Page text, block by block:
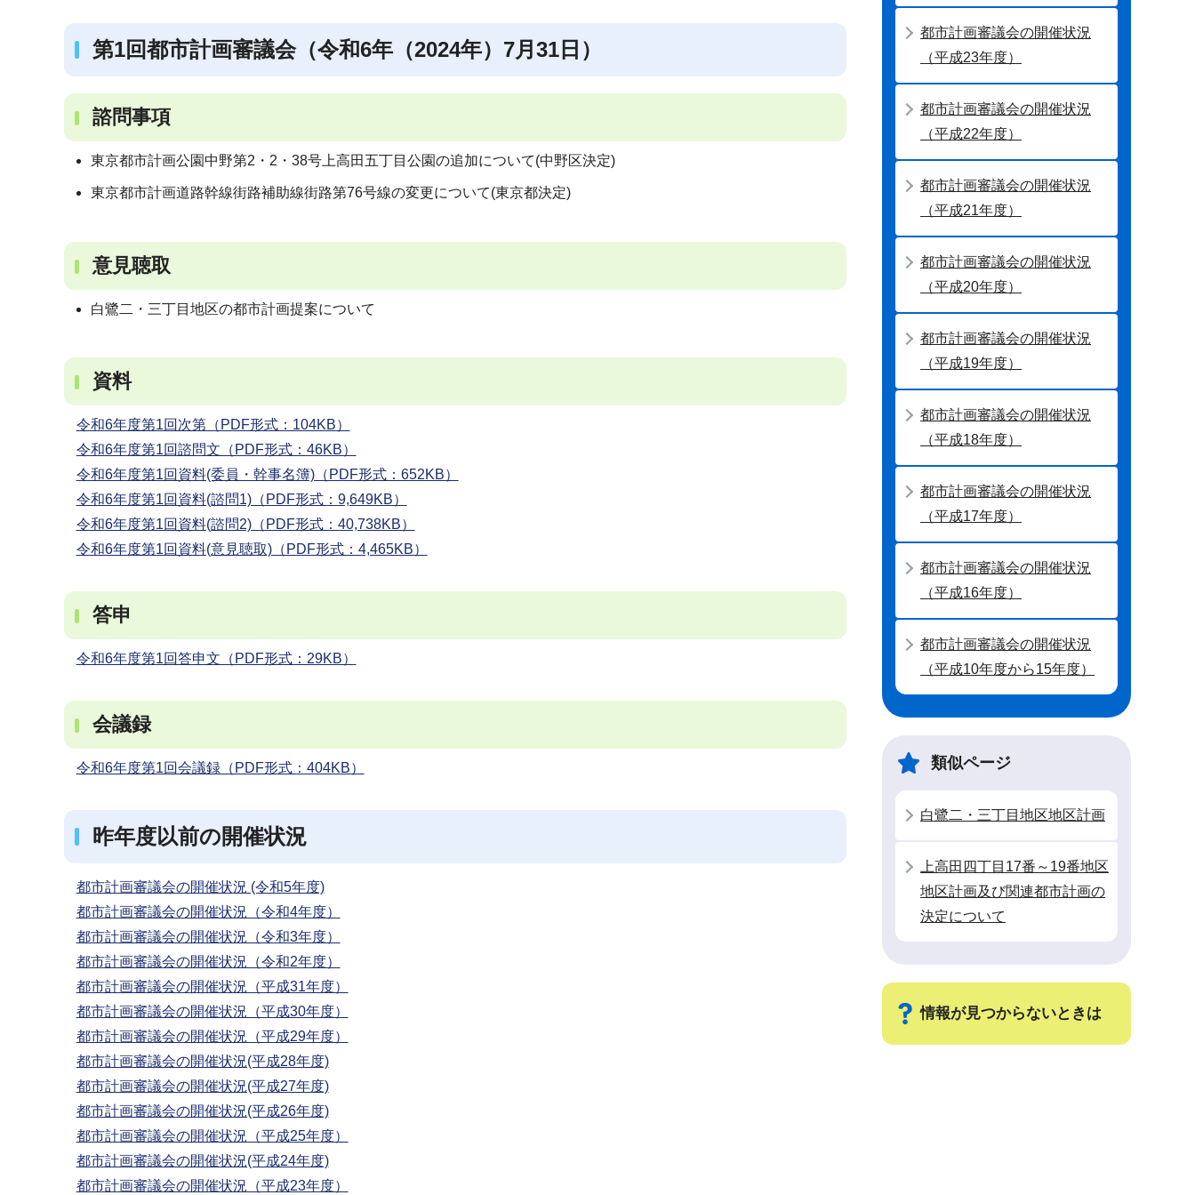
第1回都市計画審議会（令和6年（2024年）7月31日）
諮問事項
東京都市計画公園中野第2・2・38号上高田五丁目公園の追加について(中野区決定)
東京都市計画道路幹線街路補助線街路第76号線の変更について(東京都決定)
意見聴取
白鷺二・三丁目地区の都市計画提案について
資料
令和6年度第1回次第（PDF形式：104KB）
令和6年度第1回諮問文（PDF形式：46KB）
令和6年度第1回資料(委員・幹事名簿)（PDF形式：652KB）
令和6年度第1回資料(諮問1)（PDF形式：9,649KB）
令和6年度第1回資料(諮問2)（PDF形式：40,738KB）
令和6年度第1回資料(意見聴取)（PDF形式：4,465KB）
答申
令和6年度第1回答申文（PDF形式：29KB）
会議録
令和6年度第1回会議録（PDF形式：404KB）
昨年度以前の開催状況
都市計画審議会の開催状況 (令和5年度)
都市計画審議会の開催状況（令和4年度）
都市計画審議会の開催状況（令和3年度）
都市計画審議会の開催状況（令和2年度）
都市計画審議会の開催状況（平成31年度）
都市計画審議会の開催状況（平成30年度）
都市計画審議会の開催状況（平成29年度）
都市計画審議会の開催状況(平成28年度)
都市計画審議会の開催状況(平成27年度)
都市計画審議会の開催状況(平成26年度)
都市計画審議会の開催状況（平成25年度）
都市計画審議会の開催状況(平成24年度)
都市計画審議会の開催状況（平成23年度）
都市計画審議会の開催状況
（平成23年度）
都市計画審議会の開催状況
（平成22年度）
都市計画審議会の開催状況
（平成21年度）
都市計画審議会の開催状況
（平成20年度）
都市計画審議会の開催状況
（平成19年度）
都市計画審議会の開催状況
（平成18年度）
都市計画審議会の開催状況
（平成17年度）
都市計画審議会の開催状況
（平成16年度）
都市計画審議会の開催状況
（平成10年度から15年度）
類似ページ
白鷺二・三丁目地区地区計画
上高田四丁目17番～19番地区
地区計画及び関連都市計画の
決定について
情報が見つからないときは